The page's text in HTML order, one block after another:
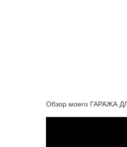
Обзор моего ГАРАЖА